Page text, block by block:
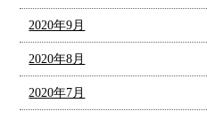
2020年9月
2020年8月
2020年7月